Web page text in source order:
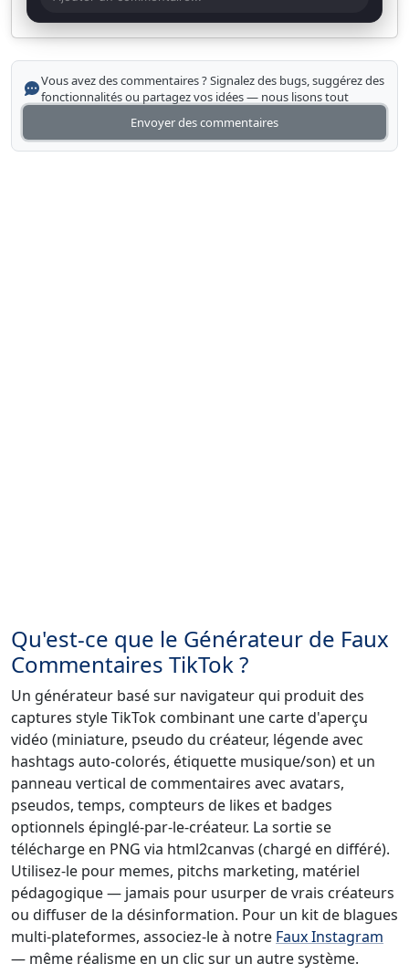
Vous avez des commentaires ? Signalez des bugs, suggérez des
fonctionnalités ou partagez vos idées — nous lisons tout
Envoyer des commentaires
Qu'est-ce que le Générateur de Faux
Commentaires TikTok ?
Un générateur basé sur navigateur qui produit des
captures style TikTok combinant une carte d'aperçu
vidéo (miniature, pseudo du créateur, légende avec
hashtags auto-colorés, étiquette musique/son) et un
panneau vertical de commentaires avec avatars,
pseudos, temps, compteurs de likes et badges
optionnels épinglé-par-le-créateur. La sortie se
télécharge en PNG via html2canvas (chargé en différé).
Utilisez-le pour memes, pitchs marketing, matériel
pédagogique — jamais pour usurper de vrais créateurs
ou diffuser de la désinformation. Pour un kit de blagues
multi-plateformes, associez-le à notre Faux Instagram
— même réalisme en un clic sur un autre système.